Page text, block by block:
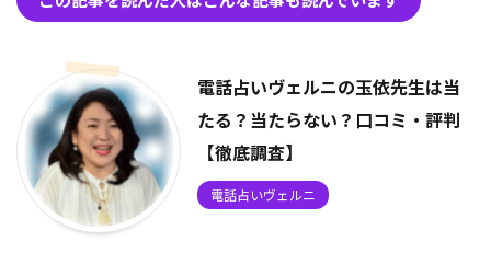
電話占いヴェルニの玉依先生は当
たる？当たらない？口コミ・評判
【徹底調査】
電話占いヴェルニ